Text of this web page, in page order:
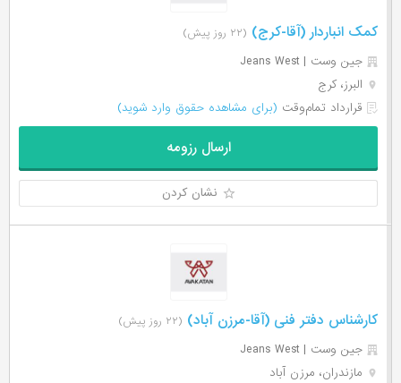
کمک انباردار (آقا-کرج) (۲۲ روز پیش)
جین وست | Jeans West
البرز، کرج
قرارداد تمام‌وقت (برای مشاهده حقوق وارد شوید)
ارسال رزومه
نشان کردن
کارشناس دفتر فنی (آقا-مرزن آباد) (۲۲ روز پیش)
جین وست | Jeans West
مازندران، مرزن آباد